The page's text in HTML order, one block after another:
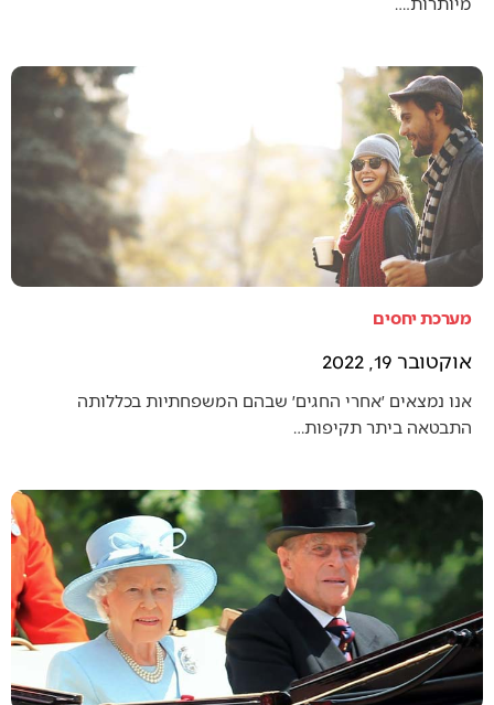
מערכת יחסים
אוקטובר 19, 2022
אנו נמצאים ׳אחרי החגים׳ שבהם המשפחתיות בכללותה
התבטאה ביתר תקיפות…